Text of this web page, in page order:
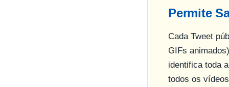
Permite
Cada Tweet
GIFs
identifica toda
todos os